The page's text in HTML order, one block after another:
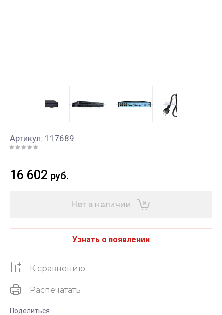
Артикул: 117689
16 602 руб.
Нет в наличии
Узнать о появлении
К сравнению
Поделиться
Распечатать